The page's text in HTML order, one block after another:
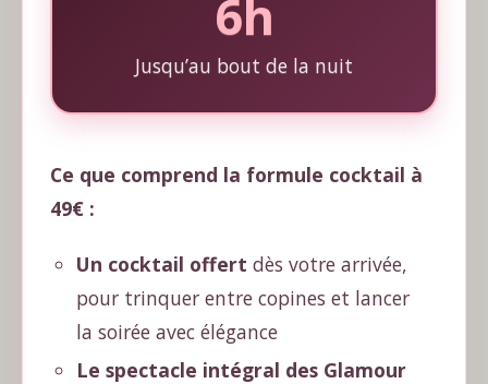
6h
Jusqu’au bout de la nuit
Ce que comprend la formule cocktail à
49€ :
Un cocktail offert dès votre arrivée,
pour trinquer entre copines et lancer
la soirée avec élégance
Le spectacle intégral des Glamour